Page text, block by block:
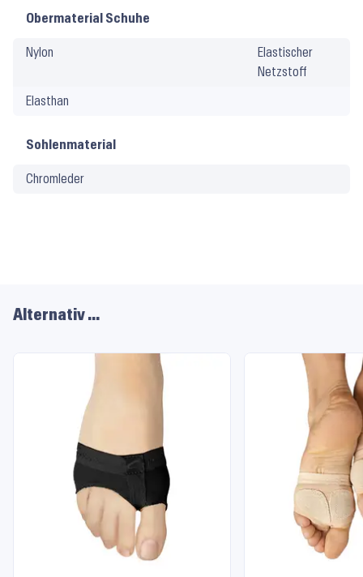
Material
Pflege
Obermaterial Schuhe
Nylon
Elastischer
Netzstoff
Elasthan
Sohlenmaterial
Chromleder
Alternativ …